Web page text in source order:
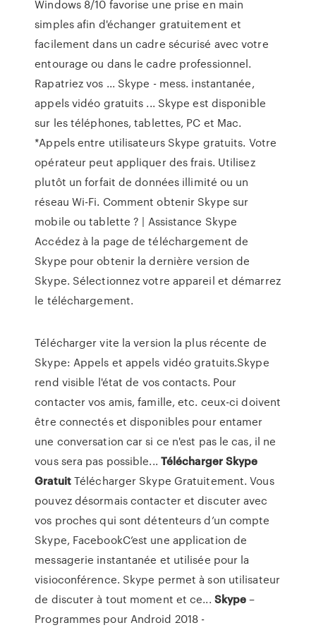
Windows 8/10 favorise une prise en main
simples afin d'échanger gratuitement et
facilement dans un cadre sécurisé avec votre
entourage ou dans le cadre professionnel.
Rapatriez vos ... Skype - mess. instantanée,
appels vidéo gratuits ... Skype est disponible
sur les téléphones, tablettes, PC et Mac.
*Appels entre utilisateurs Skype gratuits. Votre
opérateur peut appliquer des frais. Utilisez
plutôt un forfait de données illimité ou un
réseau Wi-Fi. Comment obtenir Skype sur
mobile ou tablette ? | Assistance Skype
Accédez à la page de téléchargement de
Skype pour obtenir la dernière version de
Skype. Sélectionnez votre appareil et démarrez
le téléchargement.
Télécharger vite la version la plus récente de
Skype: Appels et appels vidéo gratuits.Skype
rend visible l'état de vos contacts. Pour
contacter vos amis, famille, etc. ceux-ci doivent
être connectés et disponibles pour entamer
une conversation car si ce n'est pas le cas, il ne
vous sera pas possible... TéléchargerSkype
GratuitTélécharger Skype Gratuitement. Vous
pouvez désormais contacter et discuter avec
vos proches qui sont détenteurs d’un compte
Skype, FacebookC’est une application de
messagerie instantanée et utilisée pour la
visioconférence. Skype permet à son utilisateur
de discuter à tout moment et ce... Skype–
Programmes pour Android 2018 -